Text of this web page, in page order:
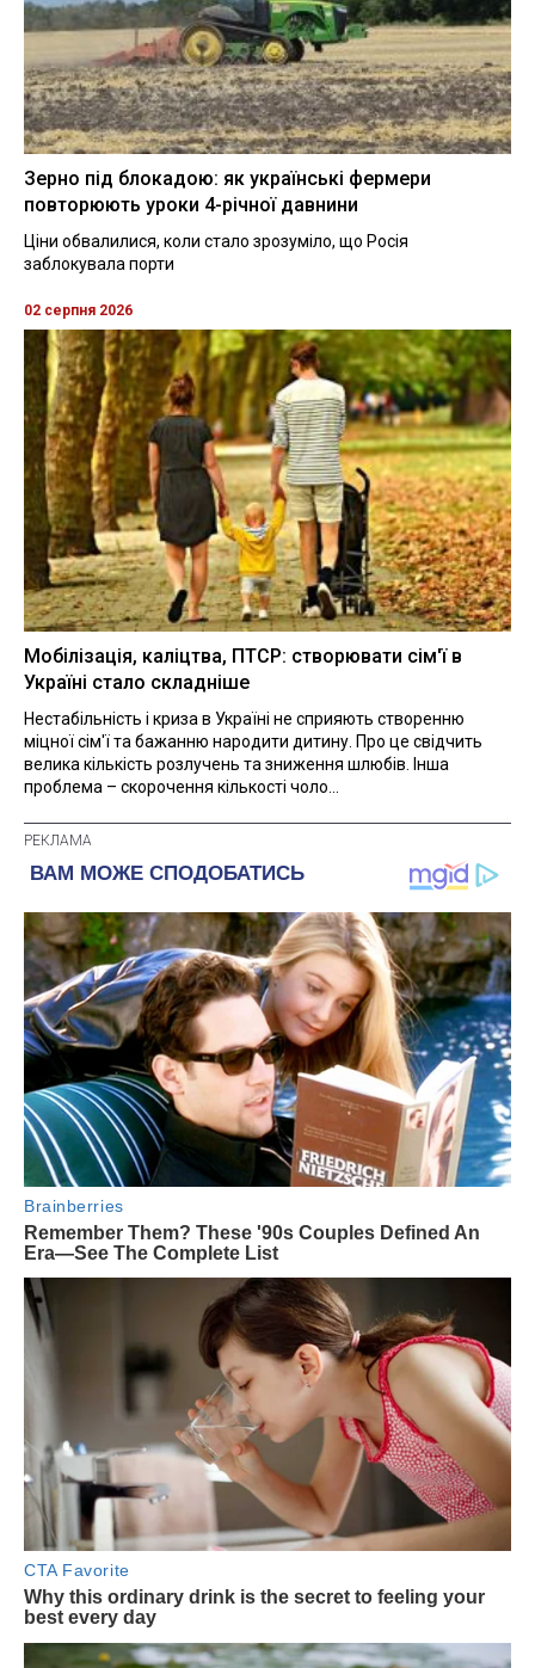
Зерно під блокадою: як українські фермери
повторюють уроки 4-річної давнини
Ціни обвалилися, коли стало зрозуміло, що Росія
заблокувала порти
02 серпня 2026
Мобілізація, каліцтва, ПТСР: створювати сім'ї в
Україні стало складніше
Нестабільність і криза в Україні не сприяють створенню
міцної сім'ї та бажанню народити дитину. Про це свідчить
велика кількість розлучень та зниження шлюбів. Інша
проблема – скорочення кількості чоло...